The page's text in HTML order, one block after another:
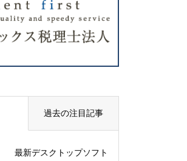
過去の注目記事
最新デスクトップソフト